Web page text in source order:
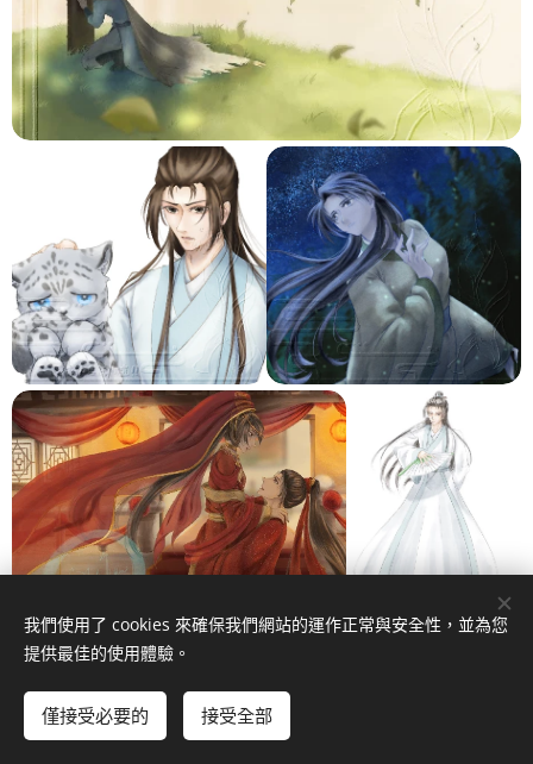
免費建立您的網站！
我們使用了 cookies 來確保我們網站的運作正常與安全性，並為您
提供最佳的使用體驗。
僅接受必要的 接受全部